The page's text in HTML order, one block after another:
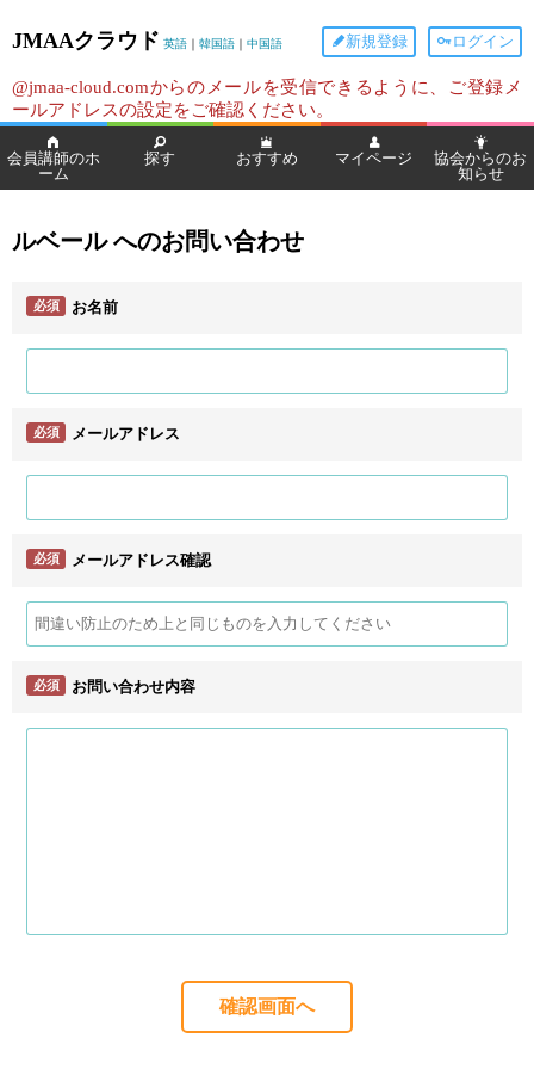
JMAAクラウド 英語 ｜ 韓国語 ｜ 中国語 ログイン
新規登録
@jmaa-cloud.comからのメールを受信できるように、ご登録メ
ールアドレスの設定をご確認ください。
会員講師のホ
ーム
探す おすすめ マイページ
協会からのお
知らせ
ルベール へのお問い合わせ
お名前
必須
メールアドレス
必須
メールアドレス確認
必須
お問い合わせ内容
必須